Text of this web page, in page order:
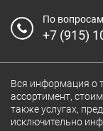
По
+7 (915)
Вся информация о
ассортимент,
также услугах,
исключительно